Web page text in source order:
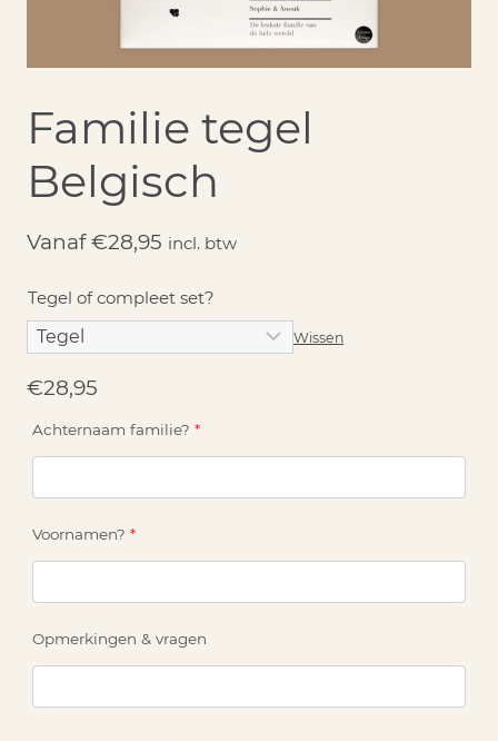
Familie tegel
Belgisch
Vanaf €28,95 incl. btw
Tegel of compleet set?
Wissen
€28,95
Achternaam familie? *
Voornamen? *
Opmerkingen & vragen